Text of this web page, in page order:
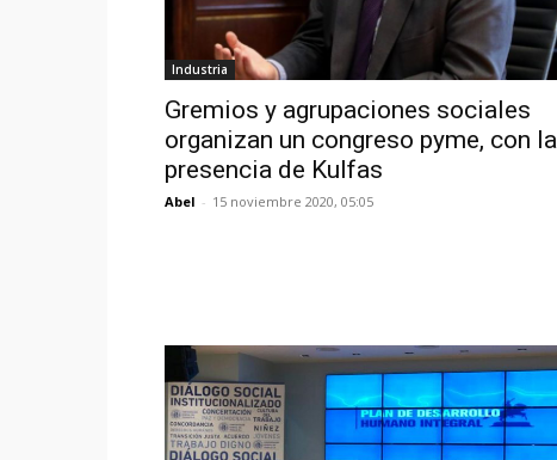
Industria
Gremios y agrupaciones sociales
organizan un congreso pyme, con la
presencia de Kulfas
Abel - 15 noviembre 2020, 05:05